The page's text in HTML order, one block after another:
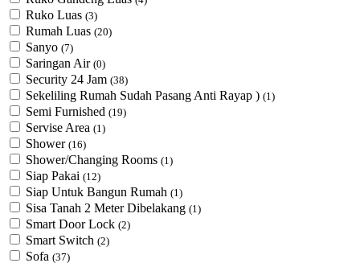
Ruko Luas (3)
Rumah Luas (20)
Sanyo (7)
Saringan Air (0)
Security 24 Jam (38)
Sekeliling Rumah Sudah Pasang Anti Rayap ) (1)
Semi Furnished (19)
Servise Area (1)
Shower (16)
Shower/Changing Rooms (1)
Siap Pakai (12)
Siap Untuk Bangun Rumah (1)
Sisa Tanah 2 Meter Dibelakang (1)
Smart Door Lock (2)
Smart Switch (2)
Sofa (37)